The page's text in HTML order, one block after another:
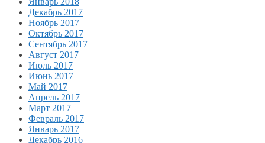
Декабрь 2017
Ноябрь 2017
Октябрь 2017
Сентябрь 2017
Август 2017
Июль 2017
Июнь 2017
Май 2017
Апрель 2017
Март 2017
Февраль 2017
Январь 2017
Декабрь 2016